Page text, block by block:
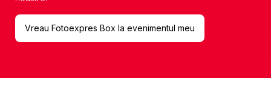
Vreau Fotoexpres Box la evenimentul meu